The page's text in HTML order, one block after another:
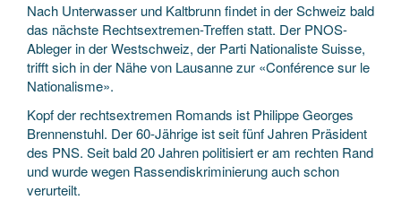
Nach Unterwasser und Kaltbrunn findet in der Schweiz bald
das nächste Rechtsextremen-Treffen statt. Der PNOS-
Ableger in der Westschweiz, der Parti Nationaliste Suisse,
trifft sich in der Nähe von Lausanne zur «Conférence sur le
Nationalisme».
Kopf der rechtsextremen Romands ist Philippe Georges
Brennenstuhl. Der 60-Jährige ist seit fünf Jahren Präsident
des PNS. Seit bald 20 Jahren politisiert er am rechten Rand
und wurde wegen Rassendiskriminierung auch schon
verurteilt.